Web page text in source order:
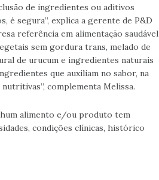
de ingredientes ou aditivos
é segura”, explica a gerente de P&D
referência em alimentação saudável
sem gordura trans, melado de
de urucum e ingredientes naturais
que auxiliam no sabor, na
complementa Melissa.
alimento e/ou produto tem
condições clínicas, histórico